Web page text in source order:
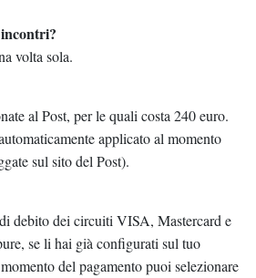
volta sola.
al Post, per le quali costa 240 euro.
applicato al momento
sul sito del Post).
debito dei circuiti VISA, Mastercard e
se li hai già configurati sul tuo
del pagamento puoi selezionare